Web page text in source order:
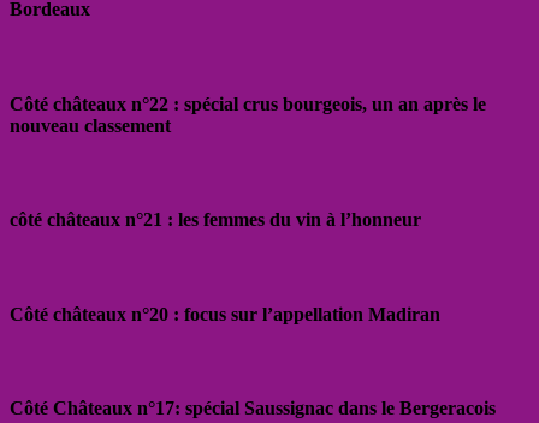
Bordeaux
Côté châteaux n°22 : spécial crus bourgeois, un an après le
nouveau classement
côté châteaux n°21 : les femmes du vin à l’honneur
Côté châteaux n°20 : focus sur l’appellation Madiran
Côté Châteaux n°17: spécial Saussignac dans le Bergeracois